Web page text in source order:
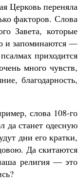
Церковь переняла
факторов. Слова
Завета, которые
и запоминаются —
приходится
много чувств,
благодарность,
слова 108‑го
да станет одесную
дни его кратки,
Да скитаются
религия — это